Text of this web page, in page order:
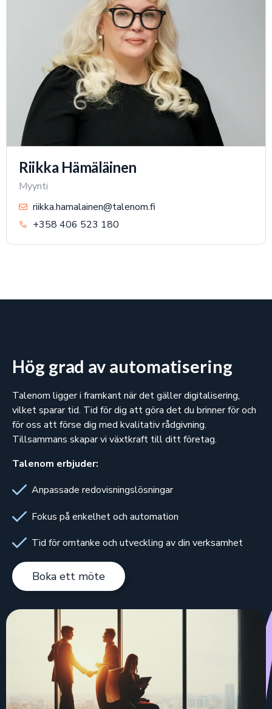
Riikka Hämäläinen
Myynti
riikka.hamalainen@talenom.fi
+358 406 523 180
Hög grad av automatisering
Talenom ligger i framkant när det gäller digitalisering,
vilket sparar tid. Tid för dig att göra det du brinner för och
för oss att förse dig med kvalitativ rådgivning.
Tillsammans skapar vi växtkraft till ditt företag.
Talenom erbjuder:
Anpassade redovisningslösningar
Fokus på enkelhet och automation
Tid för omtanke och utveckling av din verksamhet
Boka ett möte